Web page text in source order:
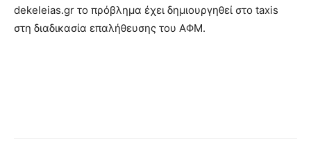
dekeleias.gr το πρόβλημα έχει δημιουργηθεί στο taxis
στη διαδικασία επαλήθευσης του ΑΦΜ.